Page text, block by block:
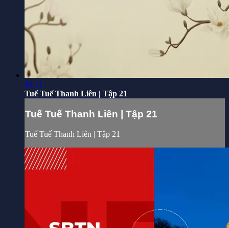
43:11
Tuế Tuế Thanh Liên | Tập 21
Tuế Tuế Thanh Liên | Tập 21
Tuế Tuế Thanh Liên | Tập 21